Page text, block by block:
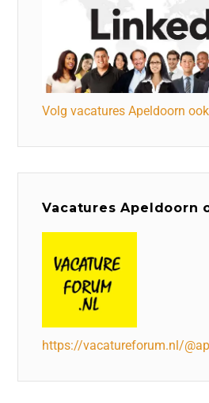
Volg vacatures Apeldoorn
Vacatures Apeldoorn
https://vacatureforum.nl/